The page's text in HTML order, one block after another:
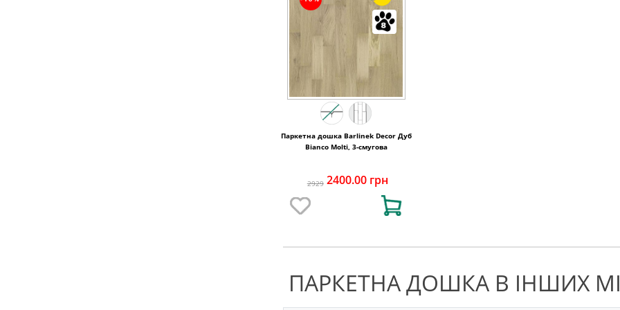
Паркетна дошка Barlinek Decor Дуб
Bianco Molti, 3-смугова
2929 2400.00 грн
ПАРКЕТНА ДОШКА В ІНШИХ